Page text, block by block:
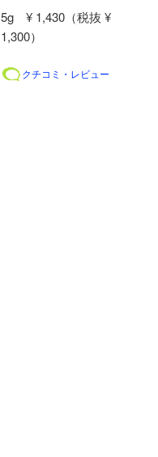
5g ¥ 1,430（税抜 ¥
1,300）
クチコミ・レビュー